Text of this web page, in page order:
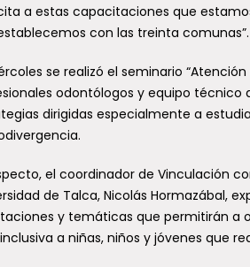
a estas capacitaciones que
con las treinta comunas”.
se realizó el seminario
odontólogos y equipo técnico
dirigidas especialmente a
el coordinador de Vinculación
de Talca, Nicolás Hormazábal,
y temáticas que permitirán a
a niñas, niños y jóvenes que